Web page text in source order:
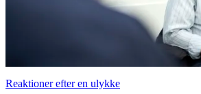
Reaktioner efter en ulykke